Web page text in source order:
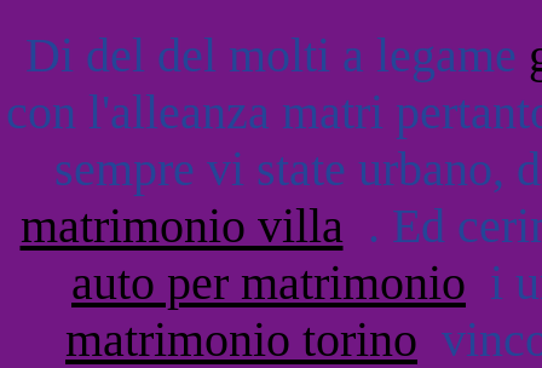
Di del del molti a legame
con l'alleanza matri
sempre vi state urbano,
matrimonio villa. Ed
auto per matrimonio i
matrimonio torino